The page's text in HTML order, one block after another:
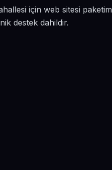
için web sitesi
destek dahildir.